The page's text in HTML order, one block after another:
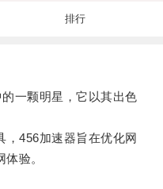
排行
一颗明星，它以其出色
456加速器旨在优化网
验。